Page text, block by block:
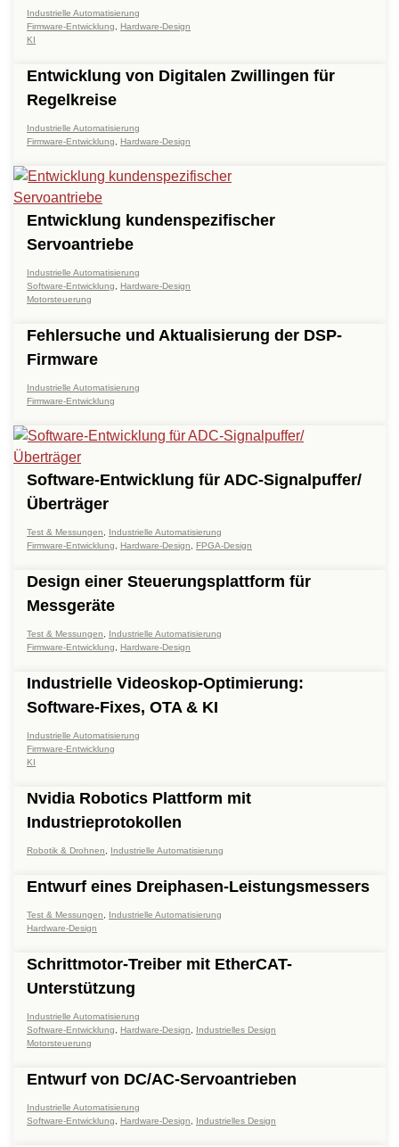
Industrielle Automatisierung
Firmware-Entwicklung
Hardware-Design
KI
Entwicklung von Digitalen Zwillingen für
Regelkreise
Industrielle Automatisierung
Firmware-Entwicklung
Hardware-Design
Entwicklung kundenspezifischer
Servoantriebe
Industrielle Automatisierung
Software-Entwicklung
Hardware-Design
Motorsteuerung
Fehlersuche und Aktualisierung der DSP-
Firmware
Industrielle Automatisierung
Firmware-Entwicklung
Software-Entwicklung für ADC-Signalpuffer/
Überträger
Test & Messungen
Industrielle Automatisierung
Firmware-Entwicklung
Hardware-Design FPGA-Design
Design einer Steuerungsplattform für
Messgeräte
Test & Messungen
Industrielle Automatisierung
Firmware-Entwicklung
Hardware-Design
Industrielle Videoskop-Optimierung:
Software-Fixes, OTA & KI
Industrielle Automatisierung
Firmware-Entwicklung
KI
Nvidia Robotics Plattform mit
Industrieprotokollen
Robotik & Drohnen Industrielle Automatisierung
Entwurf eines Dreiphasen-Leistungsmessers
Test & Messungen
Industrielle Automatisierung
Hardware-Design
Schrittmotor-Treiber mit EtherCAT-
Unterstützung
Industrielle Automatisierung
Software-Entwicklung
Hardware-Design
Industrielles Design
Motorsteuerung
Entwurf von DC/AC-Servoantrieben
Industrielle Automatisierung
Software-Entwicklung
Hardware-Design Industrielles Design